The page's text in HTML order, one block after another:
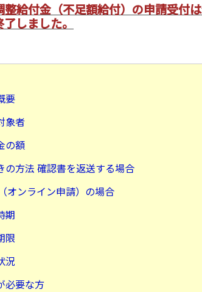
整給付金（不足額給付）の申請受付
しました。
要
象者
の額
の方法 確認書を返送する場合
オンライン申請）の場合
期
限
況
必要な方